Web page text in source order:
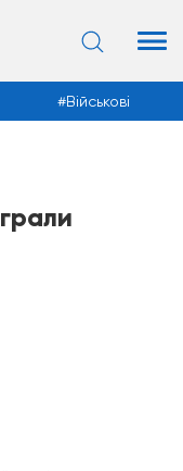
Військові